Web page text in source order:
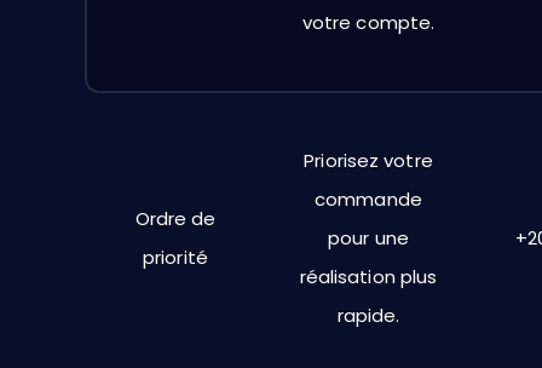
votre compte.
Ordre de
priorité
Priorisez votre
commande
pour une
réalisation plus
rapide.